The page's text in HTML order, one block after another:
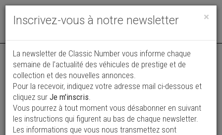
Toggle
Vos annonces vues par
plus de 4 millions de collectionneurs
×
Inscrivez-vous à notre newsletter
La newsletter de Classic Number vous informe chaque
semaine de l’actualité des véhicules de prestige et de
collection et des nouvelles annonces.
Pour la recevoir, indiquez votre adresse mail ci-dessous et
cliquez sur Je m'inscris.
Vous pourrez à tout moment vous désabonner en suivant
les instructions qui figurent au bas de chaque newsletter.
Les informations que vous nous transmettez sont